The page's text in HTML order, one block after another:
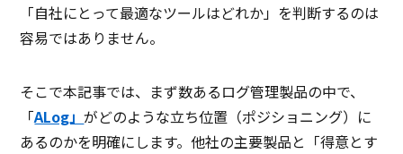
「自社にとって最適なツールはどれか」を判断するのは
容易ではありません。
そこで本記事では、まず数あるログ管理製品の中で、
「ALog」がどのような立ち位置（ポジショニング）に
あるのかを明確にします。他社の主要製品と「得意とす